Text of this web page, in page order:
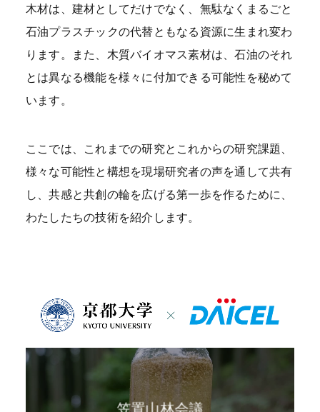
ども、今は果たして単純に儲かるだけでいいのだろ
うかと考えています。企業活動が自然破壊に繋がっ
てはいけないし、元々日本にあった国土を取り戻
す、その原資になれるほうが儲かるよりももっと大
きな意義がある。バイオマスバリューチェーンとい
プロダクトツリーをまず創ろうと思っています。バ
イオマスプロダクトツリーというのは、バイオマス
バリューチェーンの中の一つの根幹をなす技術の束
のこと。石油製品の代替可能な機能製品を視野に入
することができます。そういった素材を使って例え
ば地域の新たな特産品をつくることで有価物として
再利用できる。そんなふうに私たちの技術を、その
地域の特徴を活かせる価値づくりに使ってもらいた
いのです。我々が開発する技術は、産業界の新しい
木材は、建材としてだけでなく、無駄なくまるごと
石油プラスチックの代替ともなる資源に生まれ変わ
ります。また、木質バイオマス素材は、石油のそれ
とは異なる機能を様々に付加できる可能性を秘めて
います。
ここでは、これまでの研究とこれからの研究課題、
様々な可能性と構想を現場研究者の声を通して共有
し、共感と共創の輪を広げる第一歩を作るために、
わたしたちの技術を紹介します。